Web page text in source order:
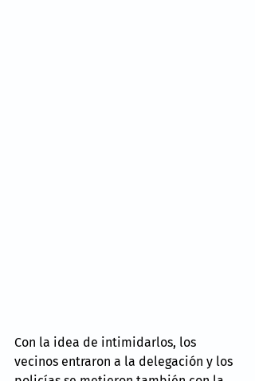
Con la idea de intimidarlos, los
vecinos entraron a la delegación y los